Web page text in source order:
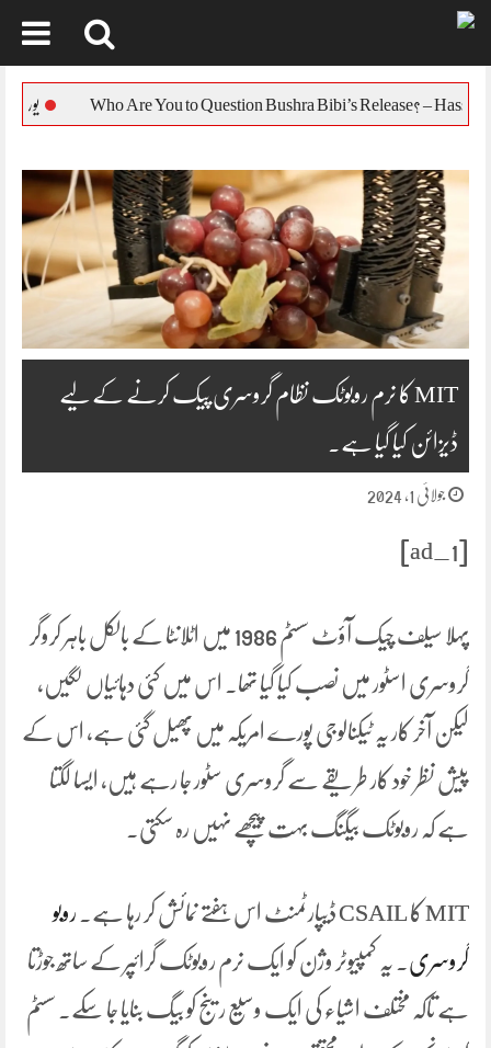
content
یورپی یونین کا
MIT کا نرم روبوٹک نظام گروسری پیک کرنے کے لیے
ڈیزائن کیا گیا ہے۔
جولائی 1, 2024
پہلا سیلف چیک آؤٹ سسٹم 1986 میں اٹلانٹا کے بالکل باہر کروگر
گروسری اسٹور میں نصب کیا گیا تھا۔ اس میں کئی دہائیاں لگیں،
لیکن آخر کار یہ ٹیکنالوجی پورے امریکہ میں پھیل گئی ہے، اس کے
پیش نظر خود کار طریقے سے گروسری سٹور جا رہے ہیں، ایسا لگتا
ہے کہ روبوٹک بیگنگ بہت پیچھے نہیں رہ سکتی۔
MIT کا CSAIL ڈیپارٹمنٹ اس ہفتے نمائش کر رہا ہے۔ روبو
گروسری . یہ کمپیوٹر وژن کو ایک نرم روبوٹک گرائپر کے ساتھ جوڑتا
ہے تاکہ مختلف اشیاء کی ایک وسیع رینج کو بیگ بنایا جا سکے۔ سسٹم